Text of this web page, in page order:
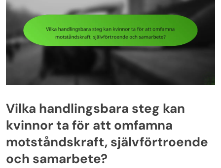
Vilka handlingsbara steg kan
kvinnor ta för att omfamna
motståndskraft, självförtroende
och samarbete?